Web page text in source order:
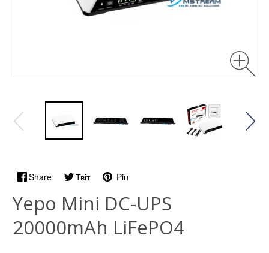
Share Твіт Pin
Yepo Mini DC-UPS
20000mAh LiFePO4